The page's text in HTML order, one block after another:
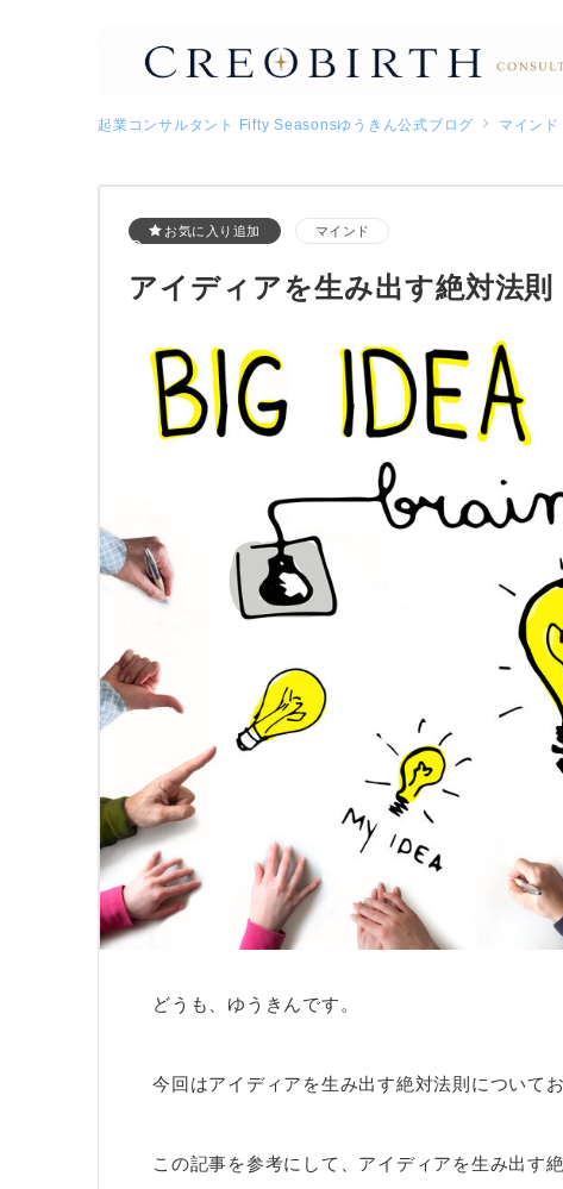
起業コンサルタント Fifty Seasonsゆうきん公式ブログ マインド
お気に入り追加 マインド
アイディアを生み出す絶対法則
どうも、ゆうきんです。
今回はアイディアを生み出す絶対法則についてお
この記事を参考にして、アイディアを生み出す